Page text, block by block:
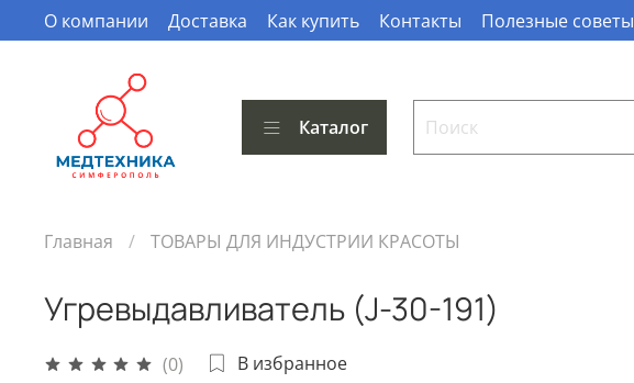
О компании Доставка Как купить Контакты Полезные советы
Каталог
Главная ТОВАРЫ ДЛЯ ИНДУСТРИИ КРАСОТЫ
Угревыдавливатель (J-30-191)
(0) В избранное